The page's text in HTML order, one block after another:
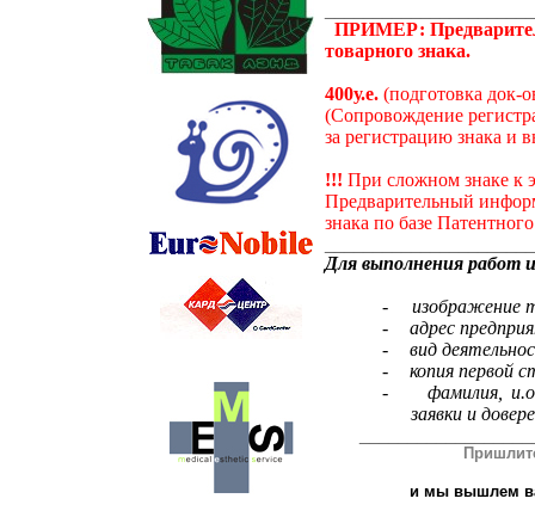
ПРИМЕР:
товарного знака.
400у.е. (подготовка док-
(Сопровождение
за регистрацию знака и
!!! При сложном знаке к
Предварительный
знака по базе
Для выполнения работ
-
изображение
-
адрес
-
вид
-
копия первой
-
фамилия,
заявки и
и мы вышлем